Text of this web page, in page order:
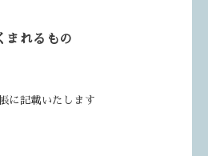
まれるもの
に記載いたします